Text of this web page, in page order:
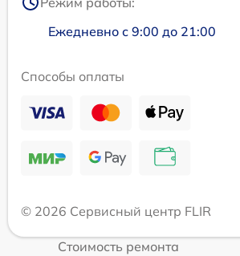
Ежедневно с 9:00 до 21:00
Способы оплаты
© 2026 Сервисный центр FLIR
Стоимость ремонта